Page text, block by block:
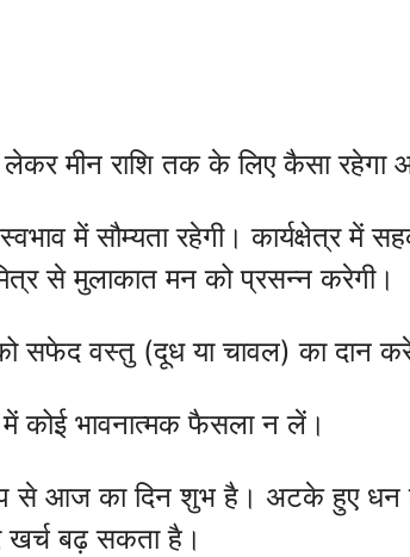
मीन राशि तक के लिए कैसा रहेगा
में सौम्यता रहेगी। कार्यक्षेत्र में
से मुलाकात मन को प्रसन्न करेगी।
सफेद वस्तु (दूध या चावल) का दान
कोई भावनात्मक फैसला न लें।
से आज का दिन शुभ है। अटके हुए धन
बढ़ सकता है।